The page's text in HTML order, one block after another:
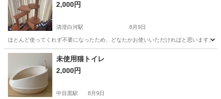
2,000円
清澄白河駅 8月9日
ほとんど使ってくれず不要になったため、どなたかお使いいただければと思います。
東京 江東区 清澄白河駅
未使用猫トイレ
2,000円
中目黒駅 8月9日